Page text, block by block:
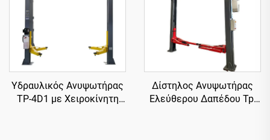
Υδραυλικός Ανυψωτήρας
TP-4D1 με Χειροκίνητη
Δίστηλος Ανυψωτήρας
Ελεύθερου Δαπέδου Tp-